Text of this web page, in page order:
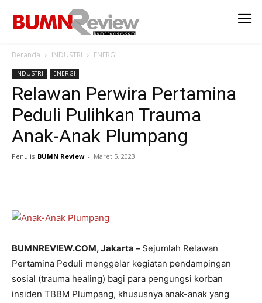
Beranda INDUSTRI ENERGI
INDUSTRI ENERGI
Relawan Perwira Pertamina
Peduli Pulihkan Trauma
Anak-Anak Plumpang
Penulis BUMN Review - Maret 5, 2023
BUMNREVIEW.COM, Jakarta – Sejumlah Relawan
Pertamina Peduli menggelar kegiatan pendampingan
sosial (trauma healing) bagi para pengungsi korban
insiden TBBM Plumpang, khususnya anak-anak yang